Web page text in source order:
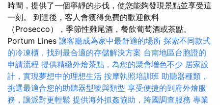
時間，提供了一個寧靜的步伐，使您能夠發現景點並享受這
一刻。 到達後，客人會獲得免費的歡迎飲料
（Prosecco），季節性雞尾酒，餐飲葡萄酒或茶點。
Portum Lines 讓客廳成為家中最舒適的場所 探索不同款式
的冷凍櫃，找到最合適的存儲解決方案 台南地區台胞證的
申請流程 提供精緻外燴茶點，為您的聚會增色不少 居家設
計，實現夢想中的理想生活 按摩執照培訓班 助聽器種類，
挑選最適合您的助聽器型號與類型 享受便捷的到府外燴服
務，讓派對更輕鬆 提供海外抓姦協助，跨國調查服務 專業